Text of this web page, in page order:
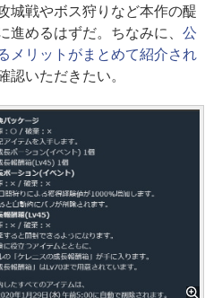
城戦やボス狩りなど本作の醍
進めるはずだ。ちなみに、 公
メリットがまとめて紹介され
認いただきたい。